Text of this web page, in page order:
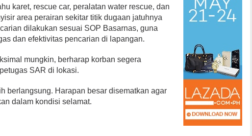
karet, rescue car, peralatan water rescue, dan
area perairan sekitar titik dugaan jatuhnya
dilakukan sesuai SOP Basarnas, guna
dan efektivitas pencarian di lapangan.
mungkin, berharap korban segera
SAR di lokasi.
berlangsung. Harapan besar disematkan agar
dalam kondisi selamat.